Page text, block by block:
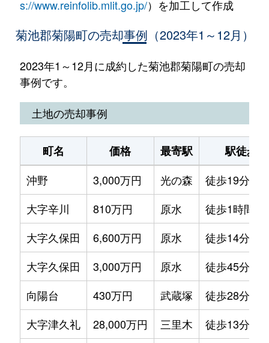
s://www.reinfolib.mlit.go.jp/）を加工して作成
菊池郡菊陽町の売却事例（2023年1～12月）
2023年1～12月に成約した菊池郡菊陽町の売却
事例です。
土地の売却事例
町名 価格 最寄駅
駅徒歩
沖野
3,000万円 光の森
徒歩19分
大字辛川
810万円 原水
徒歩1時間
大字久保田
6,600万円 原水
徒歩14分
大字久保田
3,000万円 原水
徒歩45分
向陽台
430万円 武蔵塚
徒歩28分
大字津久礼
28,000万円 三里木
徒歩13分